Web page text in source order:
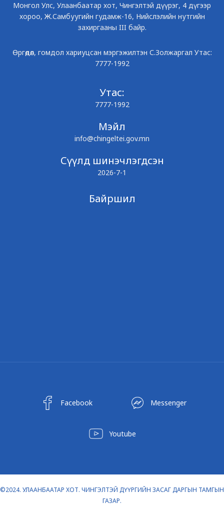
Монгол Улс, Улаанбаатар хот, Чингэлтэй дүүрэг, 4 дүгээр
хороо, Ж.Самбуугийн гудамж-16, Нийслэлийн нутгийн
захиргааны III байр.
Өргөдөл, гомдол хариуцсан мэргэжилтэн С.Золжаргал Утас:
7777-1992
Утас:
7777-1992
Мэйл
info@chingeltei.gov.mn
Сүүлд шинэчлэгдсэн
2026-7-1
Байршил
Facebook Messenger
Youtube
©2024. УЛААНБААТАР ХОТ. ЧИНГЭЛТЭЙ ДҮҮРГИЙН ЗАСАГ ДАРГЫН ТАМГЫН
ГАЗАР.